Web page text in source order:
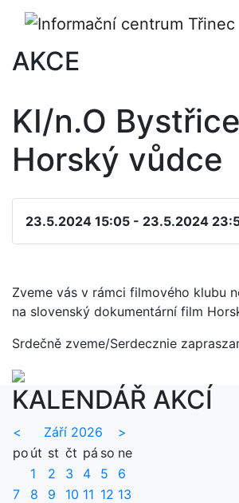
AKCE
KI/n.O
Horský vůdce
23.5.2024 15:05 - 23.5.2024
Zveme vás v rámci filmového klubu
na slovenský dokumentární film
Srdečně zveme/Serdecznie
KALENDÁŘ AKCÍ
< Září 2026
>
po út st čt pá so ne
1
2 3 4 5
6
7
8 9 10 11 12 13